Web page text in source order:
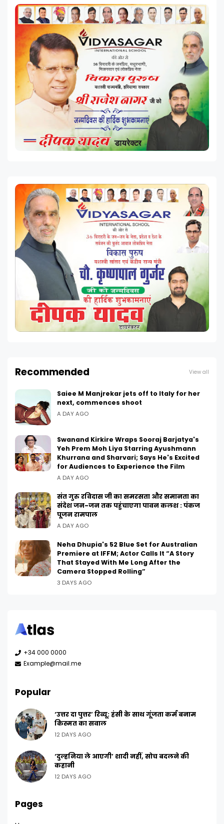
Recommended View all
Saiee M Manjrekar jets off to Italy for her
next, commences shoot
A DAY AGO
Swanand Kirkire Wraps Sooraj Barjatya's
Yeh Prem Moh Liya Starring Ayushmann
Khurrana and Sharvari; Says He's Excited
for Audiences to Experience the Film
A DAY AGO
संत गुरु रविदास जी का समरसता और समानता का
संदेश जन-जन तक पहुंचाएगा पावन कलश : पंकज
पूजन रामपाल
A DAY AGO
Neha Dhupia's 52 Blue Set for Australian
Premiere at IFFM; Actor Calls It “A Story
That Stayed With Me Long After the
Camera Stopped Rolling”
3 DAYS AGO
+34 000 0000
Example@mail.me
Popular
‘उत्तर दा पुत्तर’ रिव्यू: हंसी के साथ गूंजता कर्म बनाम
किस्मत का सवाल
12 DAYS AGO
‘दुल्हनिया ले आएगी’ शादी नहीं, सोच बदलने की
कहानी
12 DAYS AGO
Pages